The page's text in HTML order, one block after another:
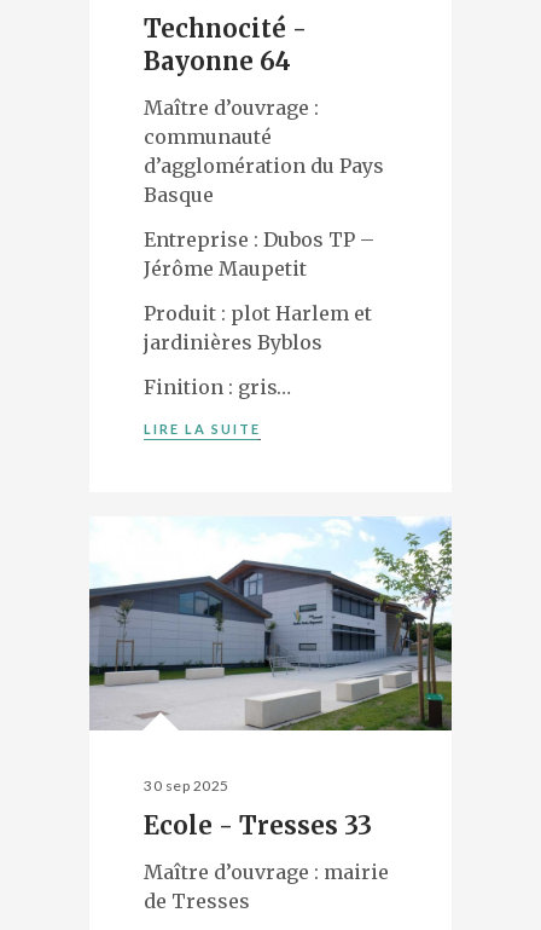
Technocité -
Bayonne 64
Maître d’ouvrage :
communauté
d’agglomération du Pays
Basque
Entreprise : Dubos TP –
Jérôme Maupetit
Produit : plot Harlem et
jardinières Byblos
Finition : gris…
LIRE LA SUITE
30 sep 2025
Ecole - Tresses 33
Maître d’ouvrage : mairie
de Tresses